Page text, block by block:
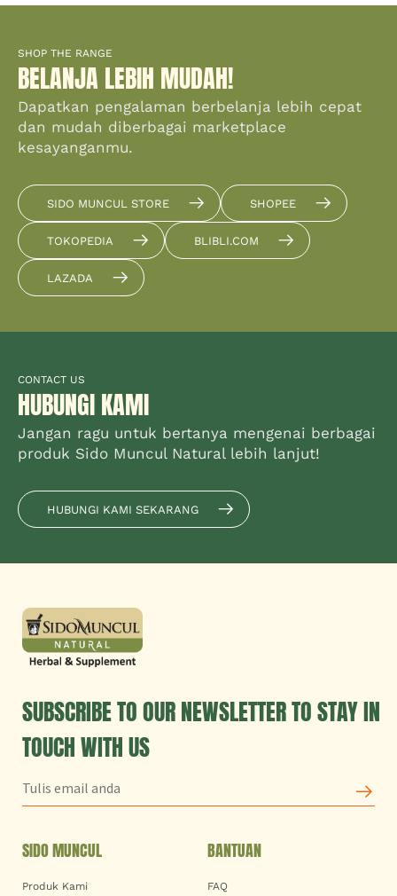
SHOP THE RANGE
BELANJA LEBIH MUDAH!
Dapatkan pengalaman berbelanja lebih cepat
dan mudah diberbagai marketplace
kesayanganmu.
SIDO MUNCUL STORE SHOPEE
TOKOPEDIA BLIBLI.COM
LAZADA
CONTACT US
HUBUNGI KAMI
Jangan ragu untuk bertanya mengenai berbagai
produk Sido Muncul Natural lebih lanjut!
HUBUNGI KAMI SEKARANG
SUBSCRIBE TO OUR NEWSLETTER TO STAY IN
TOUCH WITH US
SIDO MUNCUL
Produk Kami
BANTUAN
FAQ